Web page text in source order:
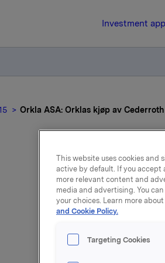
Investment
Orkla ASA: Orklas kjøp av
Orkla
This website uses cookies and
active by default. If you accept
more relevant content and
media and advertising. You
your choices. Learn more
and Cookie Policy.
Targeting Cookies